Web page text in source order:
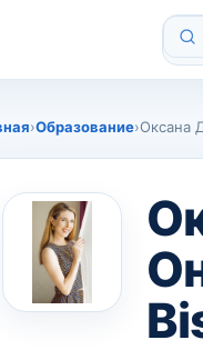
›Образование›Оксана